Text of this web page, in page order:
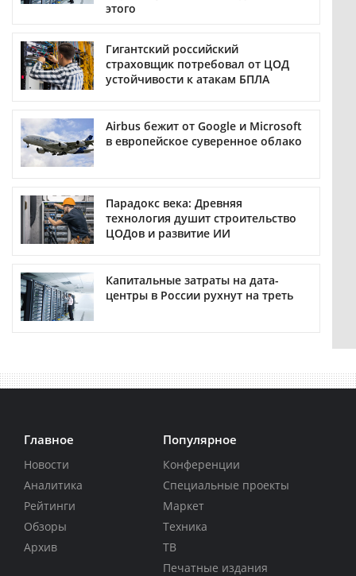
этого
Гигантский российский
страховщик потребовал от ЦОД
устойчивости к атакам БПЛА
Airbus бежит от Google и Microsoft
в европейское суверенное облако
Парадокс века: Древняя
технология душит строительство
ЦОДов и развитие ИИ
Капитальные затраты на дата-
центры в России рухнут на треть
Главное
Новости
Аналитика
Рейтинги
Обзоры
Архив
Популярное
Конференции
Специальные проекты
Маркет
Техника
ТВ
Печатные издания